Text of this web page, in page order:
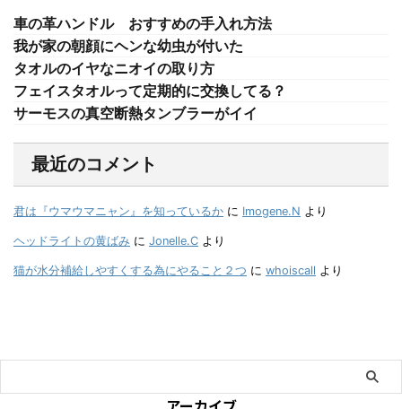
車の革ハンドル おすすめの手入れ方法
我が家の朝顔にヘンな幼虫が付いた
タオルのイヤなニオイの取り方
フェイスタオルって定期的に交換してる？
サーモスの真空断熱タンブラーがイイ
最近のコメント
君は『ウマウマニャン』を知っているか に Imogene.N より
ヘッドライトの黄ばみ に Jonelle.C より
猫が水分補給しやすくする為にやること２つ に whoiscall より